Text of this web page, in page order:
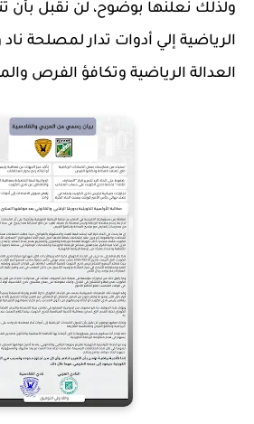
ولذلك نعلنها بوضوح، لن نقبل بأن
الرياضية إلي أدوات تدار لمصلحة
العدالة الرياضية وتكافؤ الفرص